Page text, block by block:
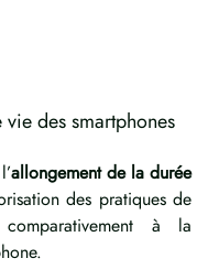
vie des smartphones
allongement de la durée
des pratiques de
à la